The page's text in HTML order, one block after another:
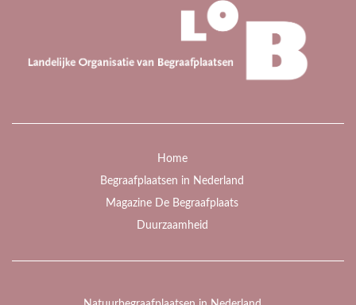
Home
Begraafplaatsen in Nederland
Magazine De Begraafplaats
Duurzaamheid